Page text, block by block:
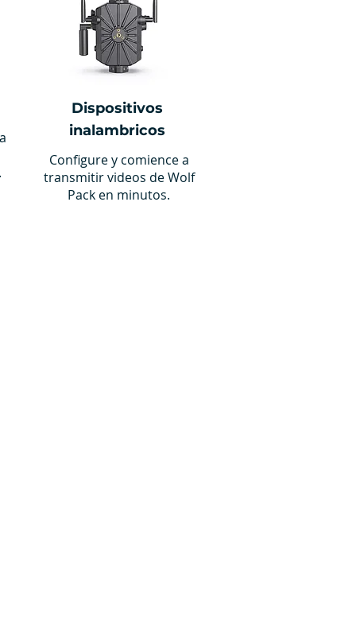
Dispositivos
inalambricos
Configure y comience a
transmitir videos de Wolf
Pack en minutos.